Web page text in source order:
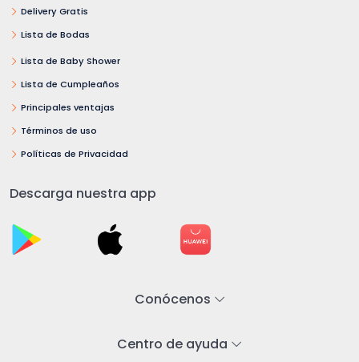
Delivery Gratis
Lista de Bodas
Lista de Baby Shower
Lista de Cumpleaños
Principales ventajas
Términos de uso
Políticas de Privacidad
Descarga nuestra app
Conócenos
Centro de ayuda